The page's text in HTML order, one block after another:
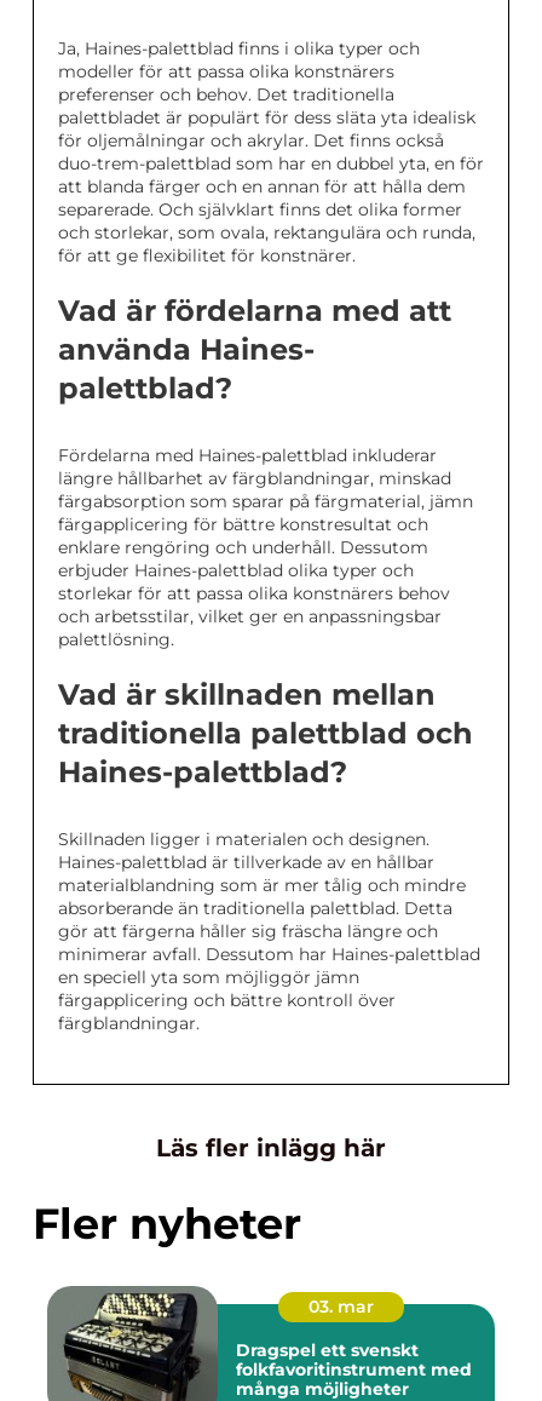
Ja, Haines-palettblad finns i olika typer och
modeller för att passa olika konstnärers
preferenser och behov. Det traditionella
palettbladet är populärt för dess släta yta idealisk
för oljemålningar och akrylar. Det finns också
duo-trem-palettblad som har en dubbel yta, en för
att blanda färger och en annan för att hålla dem
separerade. Och självklart finns det olika former
och storlekar, som ovala, rektangulära och runda,
för att ge flexibilitet för konstnärer.
Vad är fördelarna med att
använda Haines-
palettblad?
Fördelarna med Haines-palettblad inkluderar
längre hållbarhet av färgblandningar, minskad
färgabsorption som sparar på färgmaterial, jämn
färgapplicering för bättre konstresultat och
enklare rengöring och underhåll. Dessutom
erbjuder Haines-palettblad olika typer och
storlekar för att passa olika konstnärers behov
och arbetsstilar, vilket ger en anpassningsbar
palettlösning.
Vad är skillnaden mellan
traditionella palettblad och
Haines-palettblad?
Skillnaden ligger i materialen och designen.
Haines-palettblad är tillverkade av en hållbar
materialblandning som är mer tålig och mindre
absorberande än traditionella palettblad. Detta
gör att färgerna håller sig fräscha längre och
minimerar avfall. Dessutom har Haines-palettblad
en speciell yta som möjliggör jämn
färgapplicering och bättre kontroll över
färgblandningar.
Läs fler inlägg här
Fler nyheter
03. mar
Dragspel ett svenskt
folkfavoritinstrument med
många möjligheter